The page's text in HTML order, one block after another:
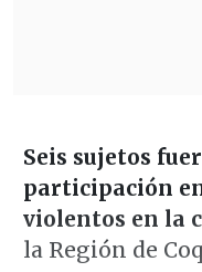
Seis sujetos
participación
violentos en la
la Región de